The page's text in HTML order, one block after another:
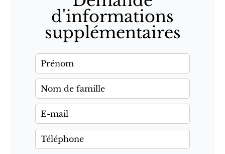
d'informations
supplémentaires